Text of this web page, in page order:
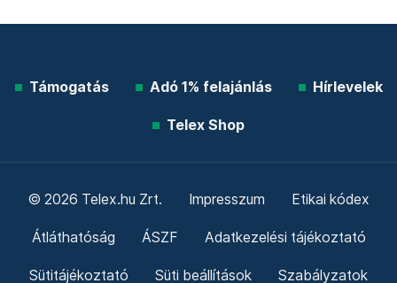
Támogatás Adó 1% felajánlás Hírlevelek
Telex Shop
© 2026 Telex.hu Zrt. Impresszum Etikai kódex
Átláthatóság ÁSZF Adatkezelési tájékoztató
Sütitájékoztató Süti beállítások Szabályzatok